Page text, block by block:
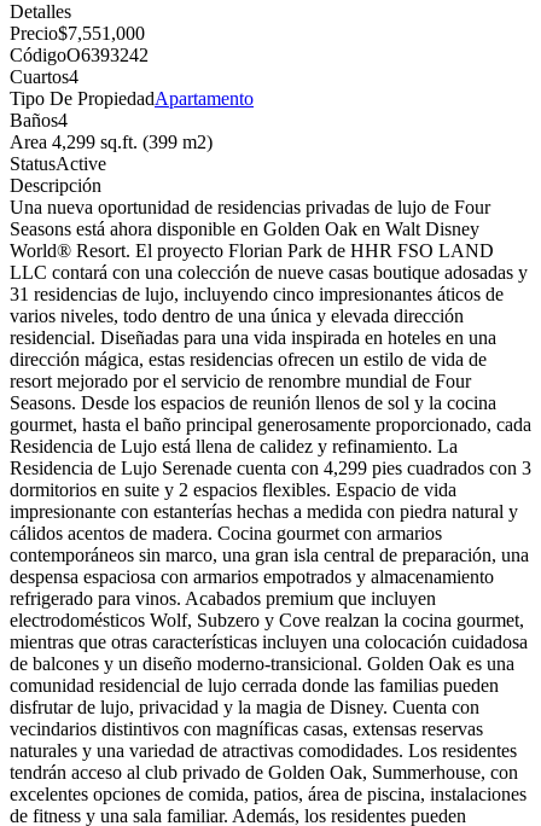
Detalles
Precio$7,551,000
CódigoO6393242
Cuartos4
Tipo De PropiedadApartamento
Baños4
Area 4,299 sq.ft. (399 m2)
StatusActive
Descripción
Una nueva oportunidad de residencias privadas de lujo de Four
Seasons está ahora disponible en Golden Oak en Walt Disney
World® Resort. El proyecto Florian Park de HHR FSO LAND
LLC contará con una colección de nueve casas boutique adosadas y
31 residencias de lujo, incluyendo cinco impresionantes áticos de
varios niveles, todo dentro de una única y elevada dirección
residencial. Diseñadas para una vida inspirada en hoteles en una
dirección mágica, estas residencias ofrecen un estilo de vida de
resort mejorado por el servicio de renombre mundial de Four
Seasons. Desde los espacios de reunión llenos de sol y la cocina
gourmet, hasta el baño principal generosamente proporcionado, cada
Residencia de Lujo está llena de calidez y refinamiento. La
Residencia de Lujo Serenade cuenta con 4,299 pies cuadrados con 3
dormitorios en suite y 2 espacios flexibles. Espacio de vida
impresionante con estanterías hechas a medida con piedra natural y
cálidos acentos de madera. Cocina gourmet con armarios
contemporáneos sin marco, una gran isla central de preparación, una
despensa espaciosa con armarios empotrados y almacenamiento
refrigerado para vinos. Acabados premium que incluyen
electrodomésticos Wolf, Subzero y Cove realzan la cocina gourmet,
mientras que otras características incluyen una colocación cuidadosa
de balcones y un diseño moderno-transicional. Golden Oak es una
comunidad residencial de lujo cerrada donde las familias pueden
disfrutar de lujo, privacidad y la magia de Disney. Cuenta con
vecindarios distintivos con magníficas casas, extensas reservas
naturales y una variedad de atractivas comodidades. Los residentes
tendrán acceso al club privado de Golden Oak, Summerhouse, con
excelentes opciones de comida, patios, área de piscina, instalaciones
de fitness y una sala familiar. Además, los residentes pueden